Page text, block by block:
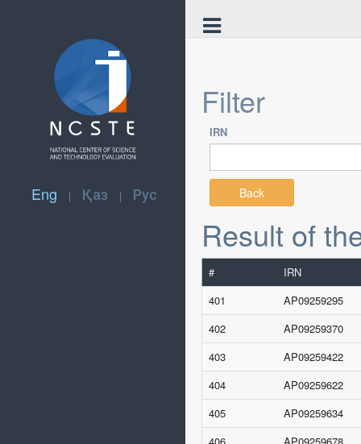
Eng | Қаз | Рус
Filter
IRN
Back
Result of
#
IRN
401
AP09259295
402
AP09259370
403
AP09259422
404
AP09259622
405
AP09259634